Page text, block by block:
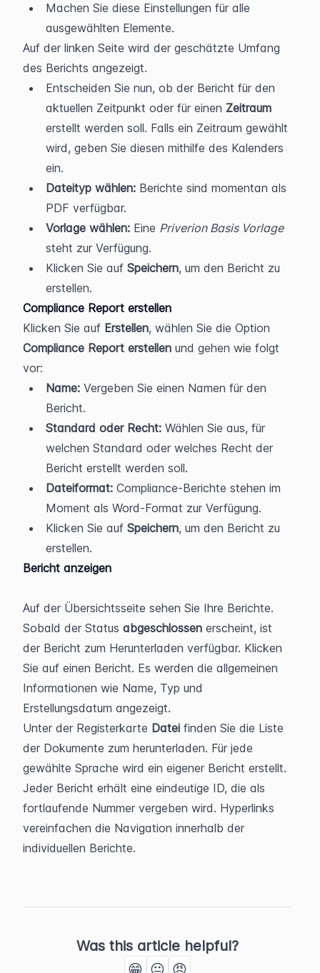
Machen Sie diese Einstellungen für alle
ausgewählten Elemente.
Auf der linken Seite wird der geschätzte Umfang
des Berichts angezeigt.
Entscheiden Sie nun, ob der Bericht für den
aktuellen Zeitpunkt oder für einen
erstellt werden soll. Falls ein Zeitraum gewählt
wird, geben Sie diesen mithilfe des Kalenders
ein.
Dateityp wählen: Berichte sind momentan als
PDF verfügbar.
Vorlage wählen: Eine Priverion Basis Vorlage
steht zur Verfügung.
Klicken Sie auf Speichern, um den Bericht zu
erstellen.
Compliance Report erstellen
Klicken Sie auf Erstellen
Compliance Report erstellen und gehen wie folgt
vor:
Name: Vergeben Sie einen Namen für den
Bericht.
Standard oder Recht: Wählen Sie aus, für
welchen Standard oder welches Recht der
Bericht erstellt werden soll.
Dateiformat: Compliance-Berichte stehen im
Moment als Word-Format zur Verfügung.
Klicken Sie auf Speichern, um den Bericht zu
erstellen.
Bericht anzeigen
Auf der Übersichtsseite sehen Sie Ihre Berichte.
Sobald der Status abgeschlossen erscheint, ist
der Bericht zum Herunterladen verfügbar. Klicken
Sie auf einen Bericht. Es werden die allgemeinen
Informationen wie Name, Typ und
Erstellungsdatum angezeigt.
Unter der Registerkarte Datei finden Sie die Liste
der Dokumente zum herunterladen. Für jede
gewählte Sprache wird ein eigener Bericht erstellt.
Jeder Bericht erhält eine eindeutige ID, die als
fortlaufende Nummer vergeben wird. Hyperlinks
vereinfachen die Navigation innerhalb der
individuellen Berichte.
Was this article helpful?
😁 😐 😠